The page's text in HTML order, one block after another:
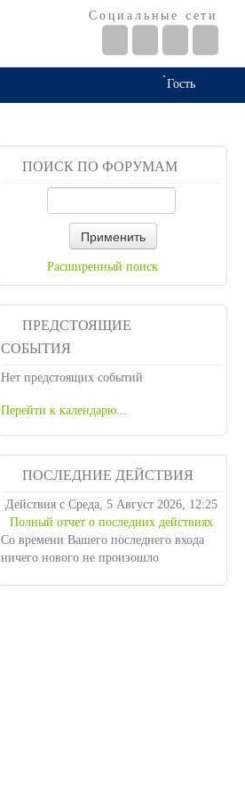
Социальные сети
Гость
ПОИСК ПО ФОРУМАМ
Применить
Расширенный поиск
ПРЕДСТОЯЩИЕ
СОБЫТИЯ
Нет предстоящих событий
Перейти к календарю...
ПОСЛЕДНИЕ
ДЕЙСТВИЯ
Действия с Среда, 5 Август 2026, 12:25
Полный отчет о последних действиях
Со времени Вашего последнего входа